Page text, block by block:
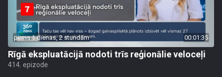
pirms 1 dienas, 2 stundām 00:01:35
Rīgā ekspluatācijā nodoti trīs reģionālie veloceļi
414. epizode